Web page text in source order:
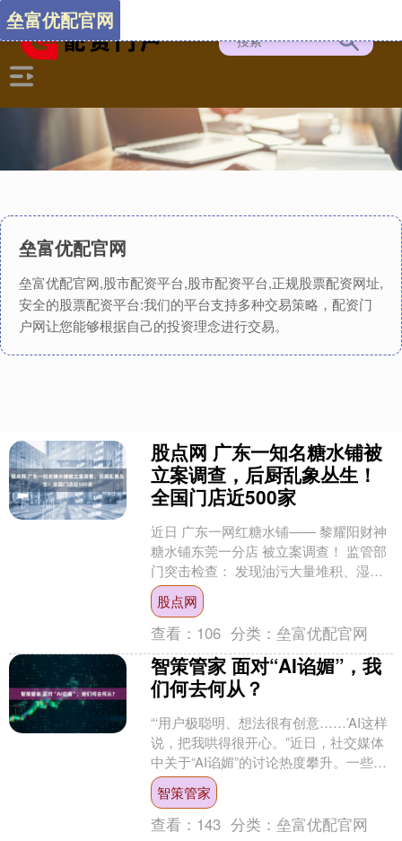
垒富优配官网
垒富优配官网,股市配资平台,股市配资平台,正规股票配资网址,
安全的股票配资平台:我们的平台支持多种交易策略，配资门
户网让您能够根据自己的投资理念进行交易。
垒富优配官网
股点网 广东一知名糖水铺被
立案调查，后厨乱象丛生！
全国门店近500家
近日 广东一网红糖水铺—— 黎耀阳财神
糖水铺东莞一分店 被立案调查！ 监管部
门突击检查： 发现油污大量堆积、湿米
粉违规存放…… 7月29日，东莞市市场监
管局对黎....
股点网
查看： 106 分类： 垒富优配官网
智策管家 面对“AI谄媚”，我
们何去何从？
“‘用户极聪明、想法很有创意……’AI这样
说，把我哄得很开心。”近日，社交媒体
中关于“AI谄媚”的讨论热度攀升。一些使
用者称赞AI温和的叙述、一提问就夸奖的
互动....
智策管家
查看： 143 分类： 垒富优配官网